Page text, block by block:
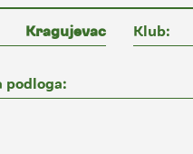
Kragujevac Klub:
podloga: